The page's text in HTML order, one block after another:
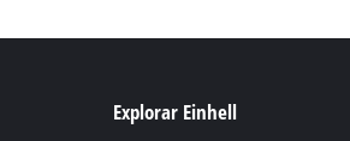
Explorar Einhell